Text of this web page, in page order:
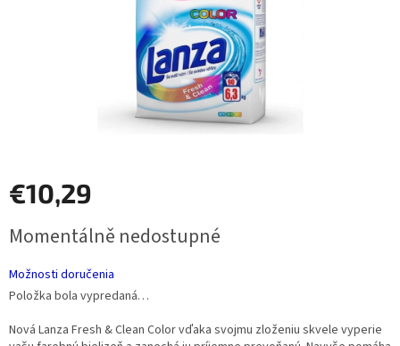
€10,29
cena:
Momentálně nedostupné
Možnosti doručenia
Položka bola vypredaná…
Nová Lanza Fresh & Clean Color vďaka svojmu zloženiu skvele vyperie